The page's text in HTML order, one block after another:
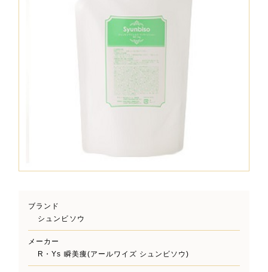
ブランド
シュンビソウ
メーカー
R・Ys 瞬美痩(アールワイズ シュンビソウ)